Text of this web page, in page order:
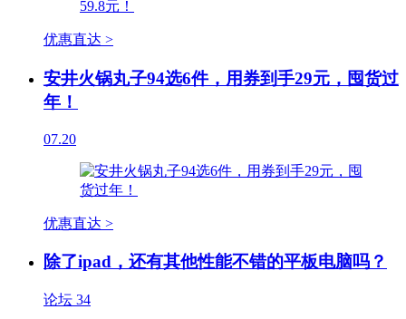
优惠直达 >
安井火锅丸子94选6件，用券到手29元，囤货过
年！
07.20
优惠直达 >
除了ipad，还有其他性能不错的平板电脑吗？
论坛 34